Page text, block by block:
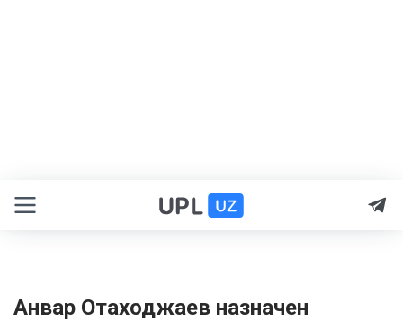
Анвар Отаходжаев назначен